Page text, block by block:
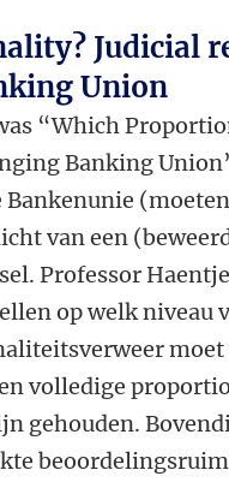
Judicial
Union
“Which
Banking
Bankenunie
van een
Professor
op welk niveau
volledige
gehouden.